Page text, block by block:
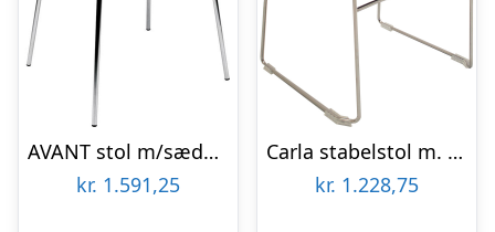
AVANT stol m/sædepolster bøg
kr. 1.591,25
Carla stabelstol m. meder – Sort
kr. 1.228,75